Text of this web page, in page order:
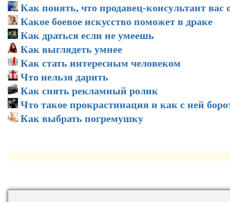
Как понять, что продавец-консультант вас
Какое боевое искусство поможет в драке
Как драться если не умеешь
Как выглядеть умнее
Как стать интересным человеком
Что нельзя дарить
Как снять рекламный ролик
Что такое прокрастинация и как с ней
Как выбрать погремушку